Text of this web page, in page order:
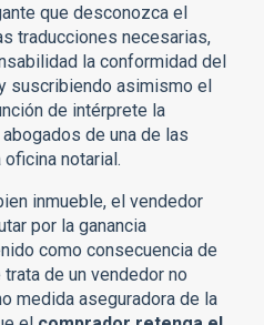
que desconozca el
traducciones necesarias,
la conformidad del
suscribiendo asimismo el
de intérprete la
de una de las
notarial.
inmueble, el vendedor
por la ganancia
como consecuencia de
de un vendedor no
medida aseguradora de la